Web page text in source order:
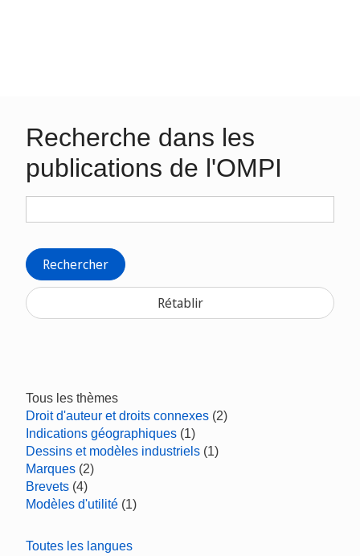
Recherche dans les
publications de l'OMPI
Rechercher
Rétablir
Tous les thèmes
Droit d'auteur et droits connexes (2)
Indications géographiques (1)
Dessins et modèles industriels (1)
Marques (2)
Brevets (4)
Modèles d'utilité (1)
Toutes les langues